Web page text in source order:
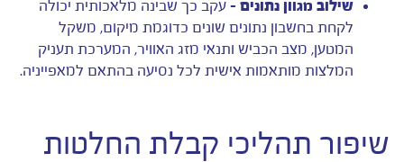
שילוב מגוון נתונים – עקב כך שבינה מלאכותית יכולה
לקחת בחשבון נתונים שונים כדוגמת מיקום, משקל
המטען, מצב הכביש ותנאי מזג האוויר, המערכת תעניק
המלצות מותאמות אישית לכל נסיעה בהתאם למאפייניה.
שיפור תהליכי קבלת החלטות